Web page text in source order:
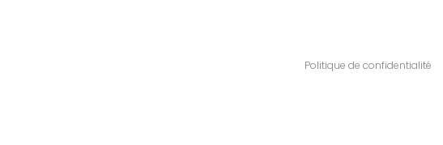
Politique de confidentialité